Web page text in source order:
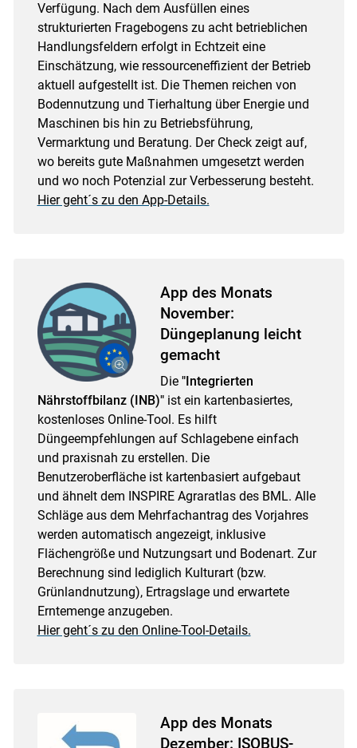
Verfügung. Nach dem Ausfüllen eines
strukturierten Fragebogens zu acht betrieblichen
Handlungsfeldern erfolgt in Echtzeit eine
Einschätzung, wie ressourceneffizient der Betrieb
aktuell aufgestellt ist. Die Themen reichen von
Bodennutzung und Tierhaltung über Energie und
Maschinen bis hin zu Betriebsführung,
Vermarktung und Beratung. Der Check zeigt auf,
wo bereits gute Maßnahmen umgesetzt werden
und wo noch Potenzial zur Verbesserung besteht.
Hier geht´s zu den App-Details.
App des Monats
November:
Düngeplanung leicht
gemacht
Die "Integrierten
Nährstoffbilanz (INB)" ist ein kartenbasiertes,
kostenloses Online-Tool. Es hilft
Düngeempfehlungen auf Schlagebene einfach
und praxisnah zu erstellen. Die
Benutzeroberfläche ist kartenbasiert aufgebaut
und ähnelt dem INSPIRE Agraratlas des BML. Alle
Schläge aus dem Mehrfachantrag des Vorjahres
werden automatisch angezeigt, inklusive
Flächengröße und Nutzungsart und Bodenart. Zur
Berechnung sind lediglich Kulturart (bzw.
Grünlandnutzung), Ertragslage und erwartete
Erntemenge anzugeben.
Hier geht´s zu den Online-Tool-Details.
App des Monats
Dezember: ISOBUS-